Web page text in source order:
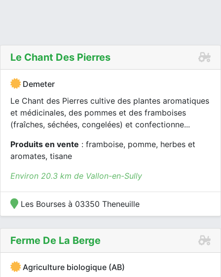
Le Chant Des Pierres
Demeter
Le Chant des Pierres cultive des plantes aromatiques
et médicinales, des pommes et des framboises
(fraîches, séchées, congelées) et confectionne...
Produits en vente : framboise, pomme, herbes et
aromates, tisane
Environ 20.3 km de Vallon-en-Sully
Les Bourses à 03350 Theneuille
Ferme De La Berge
Agriculture biologique (AB)